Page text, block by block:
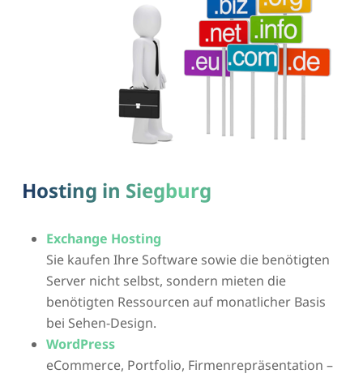
Hosting in Siegburg
Exchange Hosting
Sie kaufen Ihre Software sowie die benötigten
Server nicht selbst, sondern mieten die
benötigten Ressourcen auf monatlicher Basis
bei Sehen-Design.
WordPress
eCommerce, Portfolio, Firmenrepräsentation –